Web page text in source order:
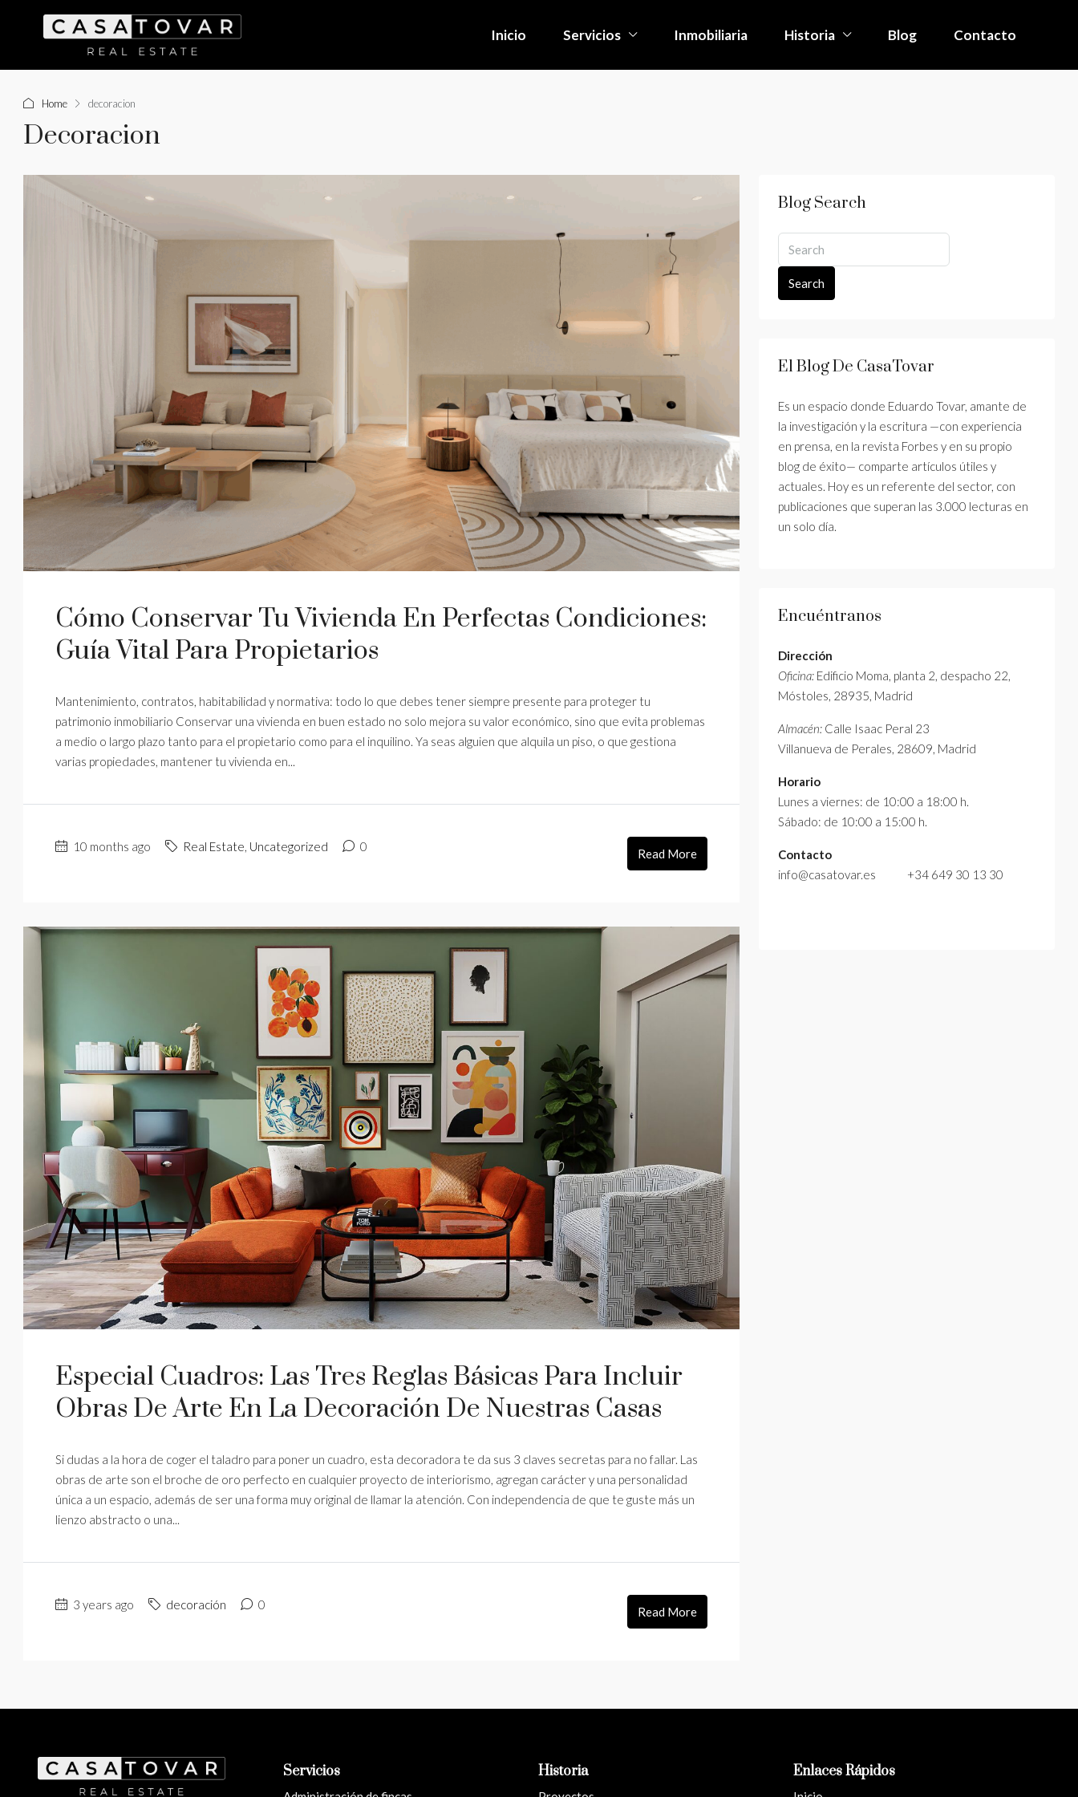
Inicio Servicios Inmobiliaria Historia Blog Contacto
Home decoracion
Decoracion
Cómo Conservar Tu Vivienda En Perfectas Condiciones:
Guía Vital Para Propietarios
Mantenimiento, contratos, habitabilidad y normativa: todo lo que debes tener siempre presente para proteger tu
patrimonio inmobiliario Conservar una vivienda en buen estado no solo mejora su valor económico, sino que evita problemas
a medio o largo plazo tanto para el propietario como para el inquilino. Ya seas alguien que alquila un piso, o que gestiona
varias propiedades, mantener tu vivienda en...
10 months ago Real Estate, Uncategorized 0 Read More
Especial Cuadros: Las Tres Reglas Básicas Para Incluir
Obras De Arte En La Decoración De Nuestras Casas
Si dudas a la hora de coger el taladro para poner un cuadro, esta decoradora te da sus 3 claves secretas para no fallar. Las
obras de arte son el broche de oro perfecto en cualquier proyecto de interiorismo, agregan carácter y una personalidad
única a un espacio, además de ser una forma muy original de llamar la atención. Con independencia de que te guste más un
lienzo abstracto o una...
3 years ago decoración 0 Read More
Blog Search
Search
El Blog De CasaTovar
Es un espacio donde Eduardo Tovar, amante de
la investigación y la escritura —con experiencia
en prensa, en la revista Forbes y en su propio
blog de éxito— comparte artículos útiles y
actuales. Hoy es un referente del sector, con
publicaciones que superan las 3.000 lecturas en
un solo día.
Encuéntranos
Dirección
Oficina: Edificio Moma, planta 2, despacho 22,
Móstoles, 28935, Madrid
Almacén: Calle Isaac Peral 23
Villanueva de Perales, 28609, Madrid
Horario
Lunes a viernes: de 10:00 a 18:00 h.
Sábado: de 10:00 a 15:00 h.
Contacto
info@casatovar.es +34 649 30 13 30
Servicios Historia Enlaces Rápidos